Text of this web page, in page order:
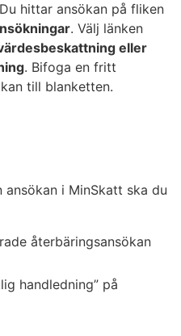
hittar ansökan på fliken
. Välj länken
eller
. Bifoga en fritt
till blanketten.
ansökan i MinSkatt ska du
återbäringsansökan
handledning” på